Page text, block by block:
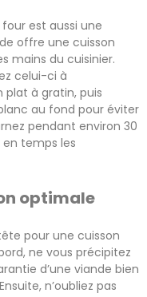
est aussi une
offre une cuisson
mains du cuisinier.
celui-ci à
plat à gratin, puis
au fond pour éviter
pendant environ 30
temps les
optimale
pour une cuisson
ne vous précipitez
d’une viande bien
n’oubliez pas